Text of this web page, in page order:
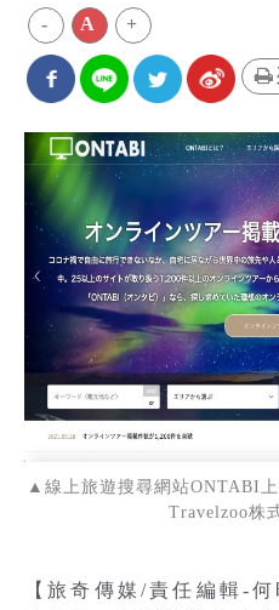
- A +
▲線上旅遊搜尋網站ONTABI
Travelzoo株
【旅奇傳媒/責任編輯-